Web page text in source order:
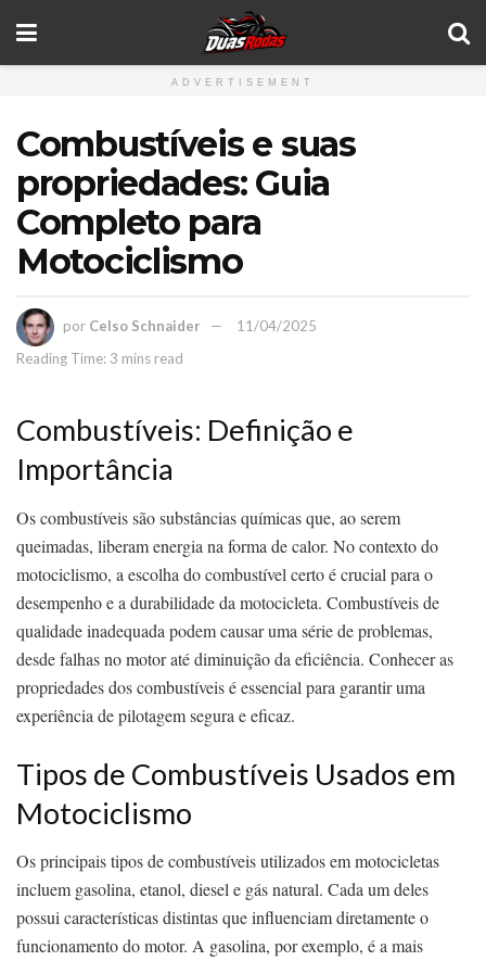
ADVERTISEMENT
Combustíveis e suas
propriedades: Guia
Completo para
Motociclismo
por Celso Schnaider
11/04/2025
Reading Time: 3 mins read
Combustíveis: Definição e
Importância
Os combustíveis são substâncias químicas que, ao serem
queimadas, liberam energia na forma de calor. No contexto do
motociclismo, a escolha do combustível certo é crucial para o
desempenho e a durabilidade da motocicleta. Combustíveis de
qualidade inadequada podem causar uma série de problemas,
desde falhas no motor até diminuição da eficiência. Conhecer as
propriedades dos combustíveis é essencial para garantir uma
experiência de pilotagem segura e eficaz.
Tipos de Combustíveis Usados em
Motociclismo
Os principais tipos de combustíveis utilizados em motocicletas
incluem gasolina, etanol, diesel e gás natural. Cada um deles
possui características distintas que influenciam diretamente o
funcionamento do motor. A gasolina, por exemplo, é a mais